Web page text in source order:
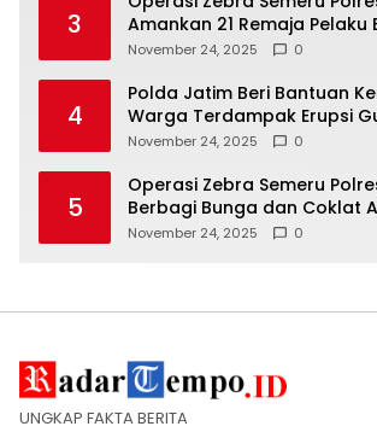
3
Amankan 21 Remaja Pelaku
November 24, 2025 0
4
Polda Jatim Beri Bantuan
Warga Terdampak Erupsi
November 24, 2025 0
5
Operasi Zebra Semeru
Berbagi Bunga dan Coklat
Tertib Lalin
November 24, 2025 0
UNGKAP FAKTA BERITA